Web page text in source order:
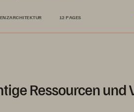
12 PAGES
Ressourcen